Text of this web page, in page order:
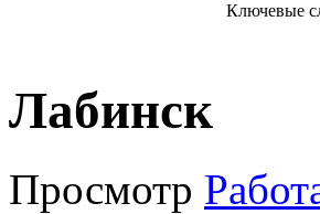
Ключевые
Лабинск
Просмотр